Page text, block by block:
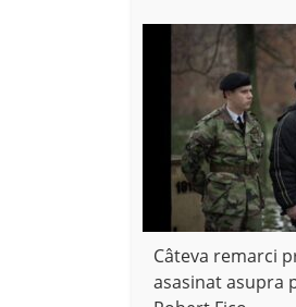
Câteva remarci
asasinat asupra